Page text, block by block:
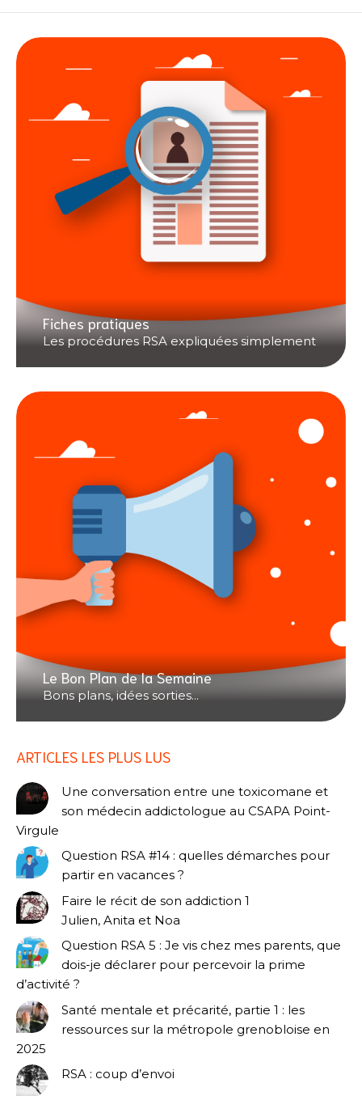
Fiches pratiques
Les procédures RSA expliquées simplement
Le Bon Plan de la Semaine
Bons plans, idées sorties...
ARTICLES LES PLUS LUS
Une conversation entre une toxicomane et
son médecin addictologue au CSAPA Point-
Virgule
Question RSA #14 : quelles démarches pour
partir en vacances ?
Faire le récit de son addiction 1
Julien, Anita et Noa
Question RSA 5 : Je vis chez mes parents, que
dois-je déclarer pour percevoir la prime
d’activité ?
Santé mentale et précarité, partie 1 : les
ressources sur la métropole grenobloise en
2025
RSA : coup d’envoi